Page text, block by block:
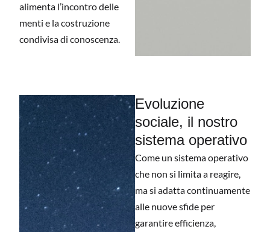
alimenta l’incontro delle
menti e la costruzione
condivisa di conoscenza.
Evoluzione
sociale, il nostro
sistema operativo
Come un sistema operativo
che non si limita a reagire,
ma si adatta continuamente
alle nuove sfide per
garantire efficienza,